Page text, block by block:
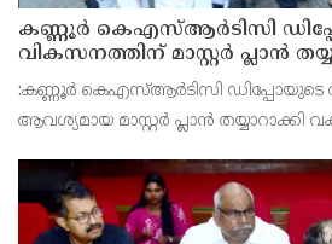
കണ്ണൂർ കെഎസ്ആർടിസി
വികസനത്തിന് മാസ്റ്റർ പ്ലാൻ
സമർപ്പിക്കും : ടി ഒ
:കണ്ണൂർ കെഎസ്ആർടിസി ഡിപ്പോയുടെ
ആവശ്യമായ മാസ്റ്റർ പ്ലാൻ തയ്യാറാക്കി
ഡിപ്പോയ്ക്ക് നാല് ഏക്കറിൽ അധികം